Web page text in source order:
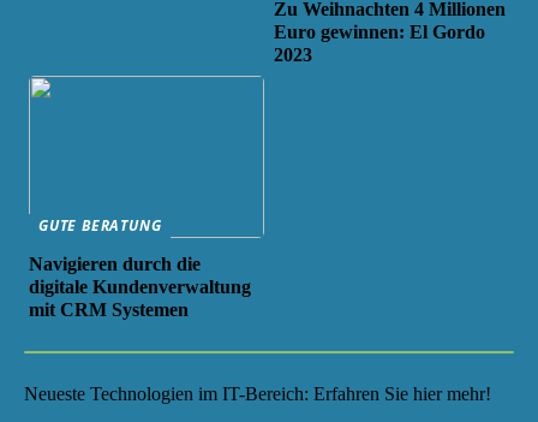
Zu Weihnachten 4 Millionen
Euro gewinnen: El Gordo
2023
GUTE BERATUNG
Navigieren durch die
digitale Kundenverwaltung
mit CRM Systemen
Neueste Technologien im IT-Bereich: Erfahren Sie hier mehr!